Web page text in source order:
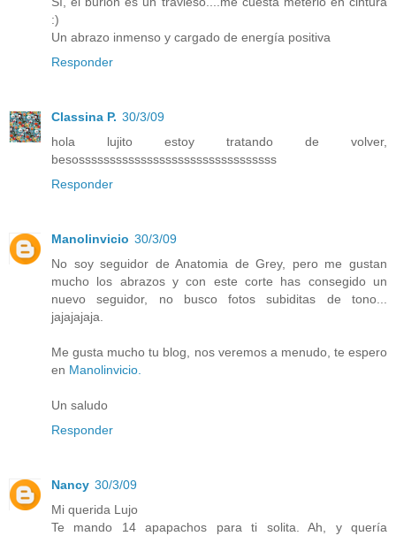
:)
Un abrazo inmenso y cargado de energía positiva
Responder
Classina P. 30/3/09
hola lujito estoy tratando de volver,
besossssssssssssssssssssssssssssssss
Responder
Manolinvicio 30/3/09
No soy seguidor de Anatomia de Grey, pero me gustan
mucho los abrazos y con este corte has consegido un
nuevo seguidor, no busco fotos subiditas de tono...
jajajajaja.
Me gusta mucho tu blog, nos veremos a menudo, te espero
en Manolinvicio.
Un saludo
Responder
Nancy 30/3/09
Mi querida Lujo
Te mando 14 apapachos para ti solita. Ah, y quería